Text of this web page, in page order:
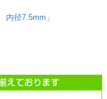
径7.5mm」